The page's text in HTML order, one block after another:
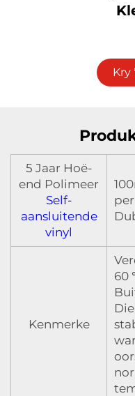
Kry
5 Jaar Hoë-
end Polimeer
Self-
aansluitende
vinyl
Kenmerke
60